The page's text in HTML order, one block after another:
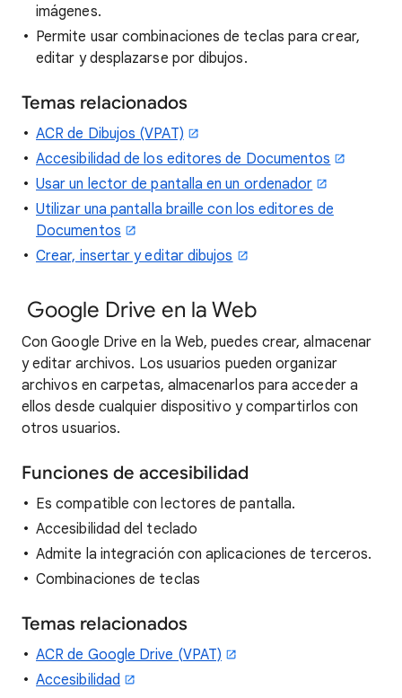
imágenes.
Permite usar combinaciones de teclas para crear,
editar y desplazarse por dibujos.
Temas relacionados
ACR de Dibujos (VPAT)
Accesibilidad de los editores de Documentos
Usar un lector de pantalla en un ordenador
Utilizar una pantalla braille con los editores de
Documentos
Crear, insertar y editar dibujos
Google Drive en la Web
Con Google Drive en la Web, puedes crear, almacenar
y editar archivos. Los usuarios pueden organizar
archivos en carpetas, almacenarlos para acceder a
ellos desde cualquier dispositivo y compartirlos con
otros usuarios.
Funciones de accesibilidad
Es compatible con lectores de pantalla.
Accesibilidad del teclado
Admite la integración con aplicaciones de terceros.
Combinaciones de teclas
Temas relacionados
ACR de Google Drive (VPAT)
Accesibilidad